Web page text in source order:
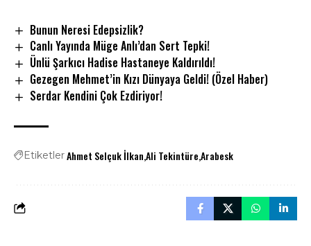
Bunun Neresi Edepsizlik?
Canlı Yayında Müge Anlı’dan Sert Tepki!
Ünlü Şarkıcı Hadise Hastaneye Kaldırıldı!
Gezegen Mehmet’in Kızı Dünyaya Geldi! (Özel Haber)
Serdar Kendini Çok Ezdiriyor!
EtiketlerAhmet Selçuk İlkanAli TekintüreArabesk